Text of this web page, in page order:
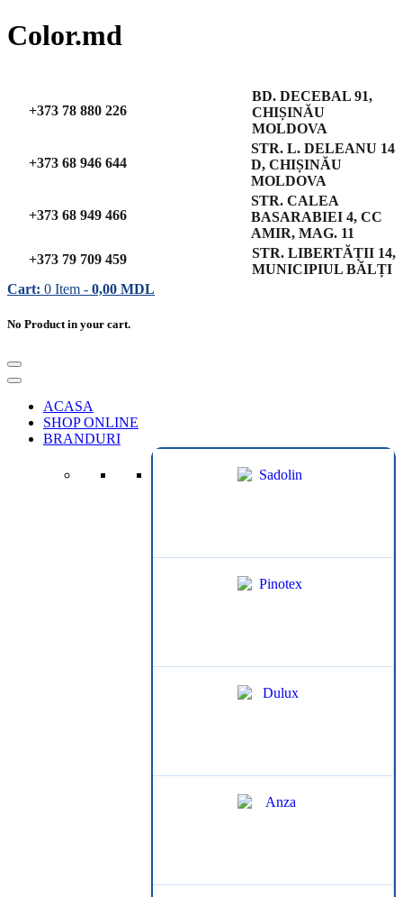
Color.md
+373 78 880 226
BD. DECEBAL 91,
CHIȘINĂU
MOLDOVA
+373 68 946 644
STR. L. DELEANU 14
D, CHIȘINĂU
MOLDOVA
+373 68 949 466
STR. CALEA
BASARABIEI 4, CC
AMIR, MAG. 11
+373 79 709 459
STR. LIBERTĂȚII 14,
MUNICIPIUL BĂLȚI
Cart: 0 Item - 0,00 MDL
No Product in your cart.
ACASA
SHOP ONLINE
BRANDURI